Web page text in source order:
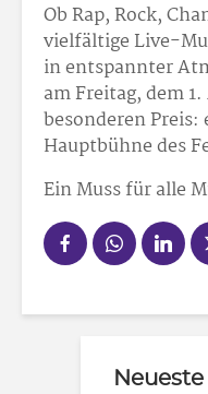
Ob Rap, Rock,
vielfältige Live-
in entspannter
am Freitag, dem
besonderen
Hauptbühne des
Ein Muss für alle